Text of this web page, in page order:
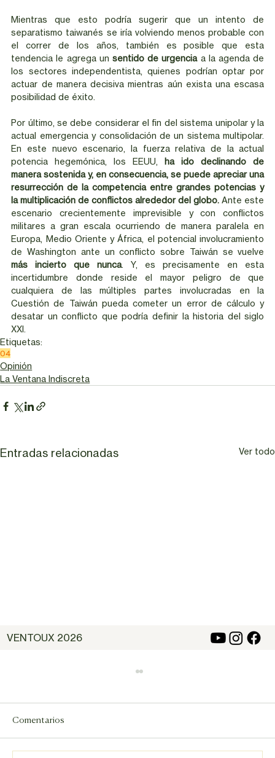
Mientras que esto podría sugerir que un intento de
separatismo taiwanés se iría volviendo menos probable con
el correr de los años, también es posible que esta
tendencia le agrega un sentido de urgencia a la agenda de
los sectores independentista, quienes podrían optar por
actuar de manera decisiva mientras aún exista una escasa
posibilidad de éxito.
Por último, se debe considerar el fin del sistema unipolar y la
actual emergencia y consolidación de un sistema multipolar.
En este nuevo escenario, la fuerza relativa de la actual
potencia hegemónica, los EEUU, ha ido declinando de
manera sostenida y, en consecuencia, se puede apreciar una
resurrección de la competencia entre grandes potencias y
la multiplicación de conflictos alrededor del globo. Ante este
escenario crecientemente imprevisible y con conflictos
militares a gran escala ocurriendo de manera paralela en
Europa, Medio Oriente y África, el potencial involucramiento
más incierto que nunca. Y, es precisamente en esta
incertidumbre donde reside el mayor peligro de que
cualquiera de las múltiples partes involucradas en la
Cuestión de Taiwán pueda cometer un error de cálculo y
desatar un conflicto que podría definir la historia del siglo
XXI.
Etiquetas:
04
Opinión
La Ventana Indiscreta
Entradas relacionadas Ver todo
Comentarios
VENTOUX 2026